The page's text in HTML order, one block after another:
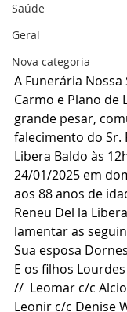
Saúde
Geral
Nova categoria
A Funerária
Carmo e Plano de
grande pesar,
falecimento do Sr.
Libera Baldo às
24/01/2025 em
aos 88 anos de
Reneu Del la
lamentar as
Sua esposa
E os filhos
//  Leomar c/c
Leonir c/c Denise